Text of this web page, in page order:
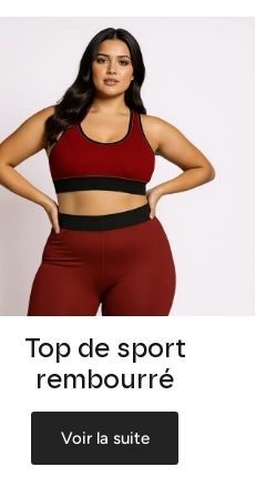
Top de sport
rembourré
Voir la suite